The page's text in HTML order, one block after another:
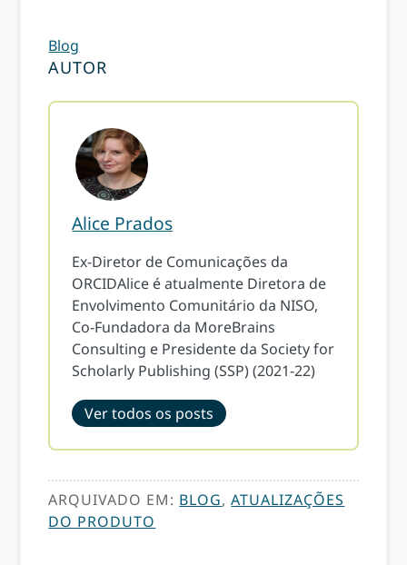
Blog
AUTOR
Alice Prados
Ex-Diretor de Comunicações da
ORCIDAlice é atualmente Diretora de
Envolvimento Comunitário da NISO,
Co-Fundadora da MoreBrains
Consulting e Presidente da Society for
Scholarly Publishing (SSP) (2021-22)
Ver todos os posts
ARQUIVADO EM: BLOG,ATUALIZAÇÕES
DO PRODUTO